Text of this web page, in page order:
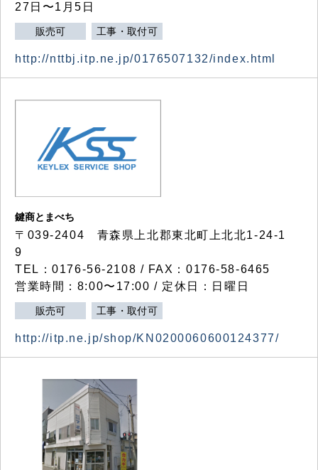
27日〜1月5日
販売可 工事・取付可
http://nttbj.itp.ne.jp/0176507132/index.html
鍵商とまべち
〒039-2404 青森県上北郡東北町上北北1-24-1
9
TEL：0176-56-2108 / FAX：0176-58-6465
営業時間：8:00〜17:00 / 定休日：日曜日
販売可 工事・取付可
http://itp.ne.jp/shop/KN0200060600124377/